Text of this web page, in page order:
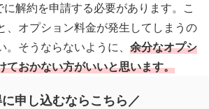
解約を申請する必要があります。こ
、オプション料金が発生してしまうの
そうならないように、 余分なオプシ
ておかない方がいいと思います。
申し込むならこちら／